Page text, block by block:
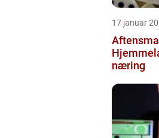
17 januar
næring